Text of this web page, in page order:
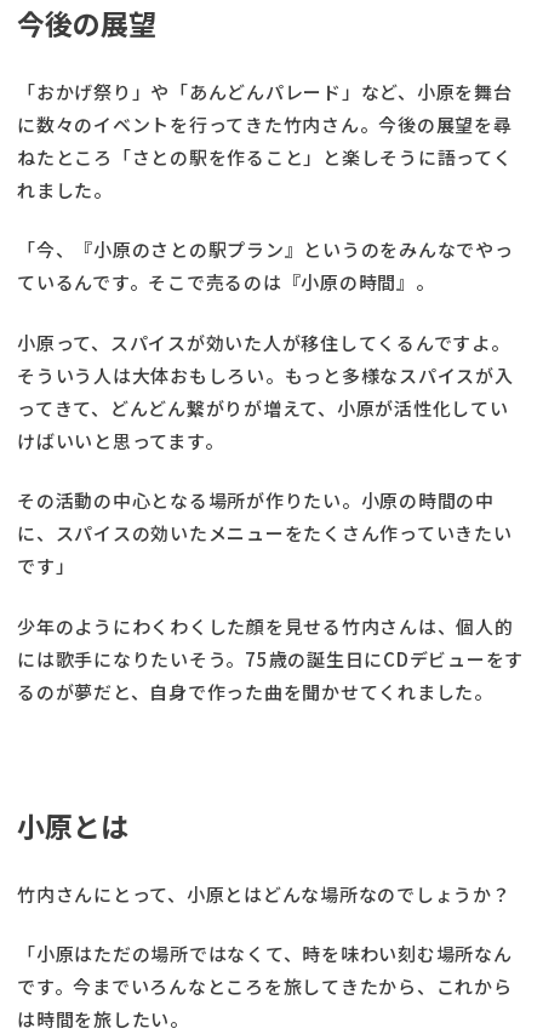
今後の展望
「おかげ祭り」や「あんどんパレード」など、小原を舞台
に数々のイベントを行ってきた竹内さん。今後の展望を尋
ねたところ「さとの駅を作ること」と楽しそうに語ってく
れました。
「今、『小原のさとの駅プラン』というのをみんなでやっ
ているんです。そこで売るのは『小原の時間』。
小原って、スパイスが効いた人が移住してくるんですよ。
そういう人は大体おもしろい。もっと多様なスパイスが入
ってきて、どんどん繋がりが増えて、小原が活性化してい
けばいいと思ってます。
その活動の中心となる場所が作りたい。小原の時間の中
に、スパイスの効いたメニューをたくさん作っていきたい
です」
少年のようにわくわくした顔を見せる竹内さんは、個人的
には歌手になりたいそう。75歳の誕生日にCDデビューをす
るのが夢だと、自身で作った曲を聞かせてくれました。
小原とは
竹内さんにとって、小原とはどんな場所なのでしょうか？
「小原はただの場所ではなくて、時を味わい刻む場所なん
です。今までいろんなところを旅してきたから、これから
は時間を旅したい。